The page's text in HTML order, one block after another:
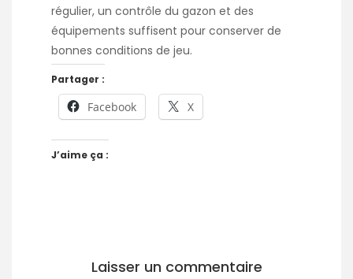
régulier, un contrôle du gazon et des
équipements suffisent pour conserver de
bonnes conditions de jeu.
Partager :
Facebook X
J’aime ça :
Laisser un commentaire